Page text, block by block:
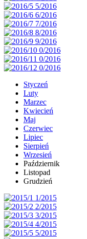
Styczeń
Luty
Marzec
Kwiecień
Maj
Czerwiec
Lipiec
Sierpień
Wrzesień
Październik
Listopad
Grudzień